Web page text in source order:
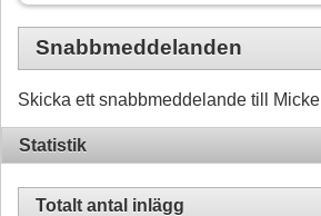
Snabbmeddelanden
Skicka ett snabbmeddelande till
Statistik
Totalt antal inlägg